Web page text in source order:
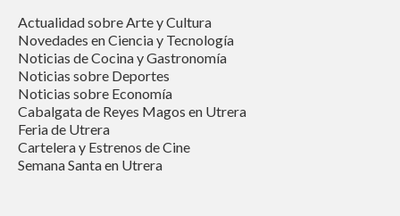
Actualidad sobre Arte y Cultura
Novedades en Ciencia y Tecnología
Noticias de Cocina y Gastronomía
Noticias sobre Deportes
Noticias sobre Economía
Cabalgata de Reyes Magos en Utrera
Feria de Utrera
Cartelera y Estrenos de Cine
Semana Santa en Utrera